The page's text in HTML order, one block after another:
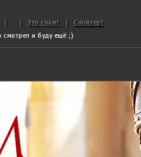
Это спам!
Спойлер!
и буду ещё ;)